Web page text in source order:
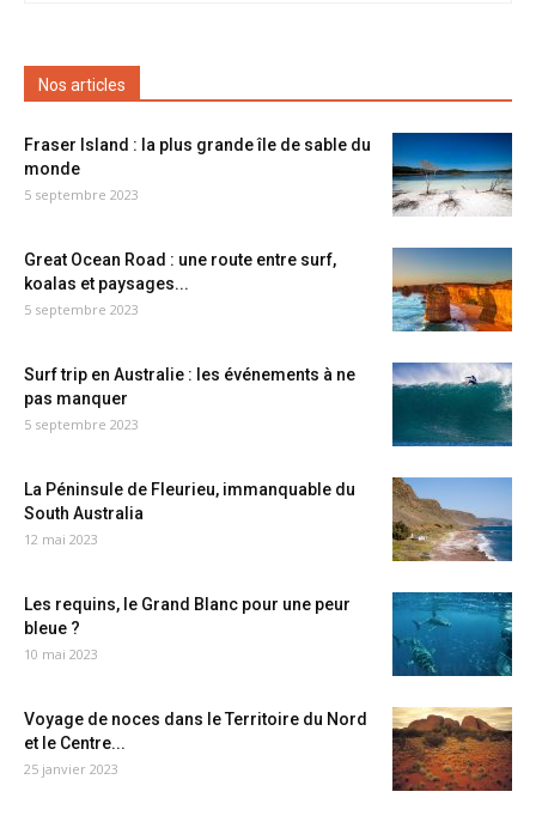
Nos articles
Fraser Island : la plus grande île de sable du
monde
5 septembre 2023
Great Ocean Road : une route entre surf,
koalas et paysages...
5 septembre 2023
Surf trip en Australie : les événements à ne
pas manquer
5 septembre 2023
La Péninsule de Fleurieu, immanquable du
South Australia
12 mai 2023
Les requins, le Grand Blanc pour une peur
bleue ?
10 mai 2023
Voyage de noces dans le Territoire du Nord
et le Centre...
25 janvier 2023